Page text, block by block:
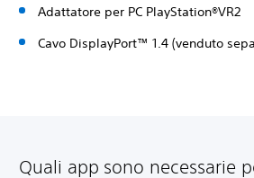
Adattatore per PC PlayStation®VR2
Cavo DisplayPort™ 1.4 (venduto
Quali app sono necessarie